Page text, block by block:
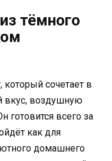
тёмного
сочетает в
воздушную
готовится всего за
как для
домашнего